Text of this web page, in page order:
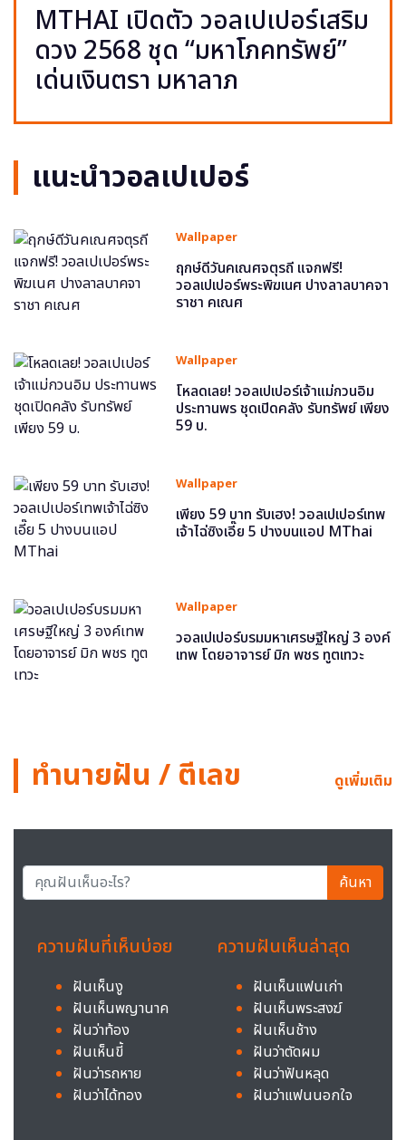
MTHAI เปิดตัว วอลเปเปอร์เสริม
ดวง 2568 ชุด “มหาโภคทรัพย์”
เด่นเงินตรา มหาลาภ
แนะนำวอลเปเปอร์
Wallpaper
ฤกษ์ดีวันคเณศจตุรถี แจกฟรี!
วอลเปเปอร์พระพิฆเนศ ปางลาลบาคจา
ราชา คเณศ
Wallpaper
โหลดเลย! วอลเปเปอร์เจ้าแม่กวนอิม
ประทานพร ชุดเปิดคลัง รับทรัพย์ เพียง
59 บ.
Wallpaper
เพียง 59 บาท รับเฮง! วอลเปเปอร์เทพ
เจ้าไฉ่ซิงเอี๊ย 5 ปางบนแอป MThai
Wallpaper
วอลเปเปอร์บรมมหาเศรษฐีใหญ่ 3 องค์
เทพ โดยอาจารย์ มิก พชร ทูตเทวะ
ทำนายฝัน / ตีเลข ดูเพิ่มเติม
ค้นหา
ความฝันที่เห็นบ่อย
ฝันเห็นงู
ฝันเห็นพญานาค
ฝันว่าท้อง
ฝันเห็นขี้
ฝันว่ารถหาย
ฝันว่าได้ทอง
ความฝันเห็นล่าสุด
ฝันเห็นแฟนเก่า
ฝันเห็นพระสงฆ์
ฝันเห็นช้าง
ฝันว่าตัดผม
ฝันว่าฟันหลุด
ฝันว่าแฟนนอกใจ